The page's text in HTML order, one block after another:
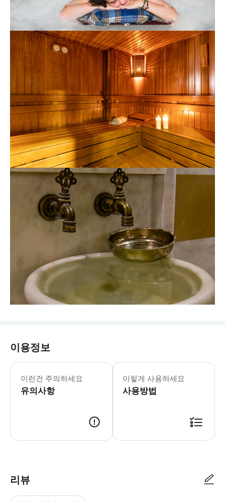
이용정보
이런건 주의하세요
유의사항
이렇게 사용하세요
사용방법
리뷰